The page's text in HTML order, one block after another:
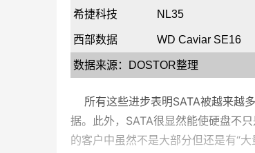
希捷科技 NL35
西部数据 WD Caviar SE16
数据来源： DOSTOR整理
所有这些进步表明SATA被越来越
据。此外，SATA很显然能使硬盘不
的客户中虽然不是大部分但还是有“